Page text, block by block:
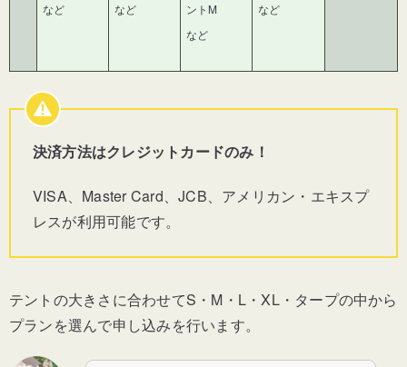
など
など
ントM
など
など
決済方法はクレジットカードのみ！
VISA、 Master Card、JCB、アメリカン・エキスプ
レスが利用可能です。
テントの大きさに合わせてS・M・L・XL・タープの中から
プランを選んで申し込みを行います。